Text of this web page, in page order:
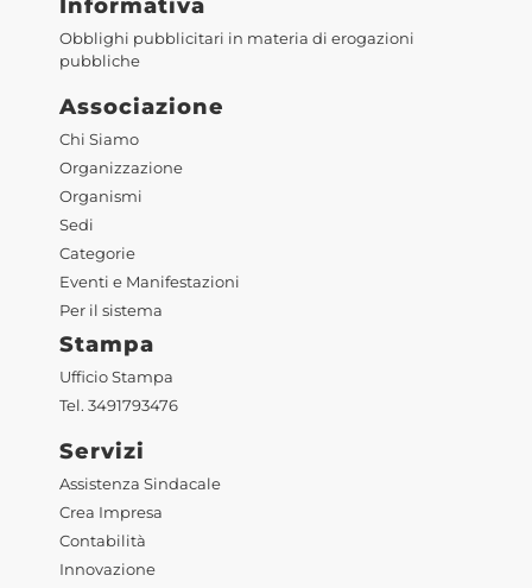
Informativa
Obblighi pubblicitari in materia di erogazioni
pubbliche
Associazione
Chi Siamo
Organizzazione
Organismi
Sedi
Categorie
Eventi e Manifestazioni
Per il sistema
Stampa
Ufficio Stampa
Tel. 3491793476
Servizi
Assistenza Sindacale
Crea Impresa
Contabilità
Innovazione